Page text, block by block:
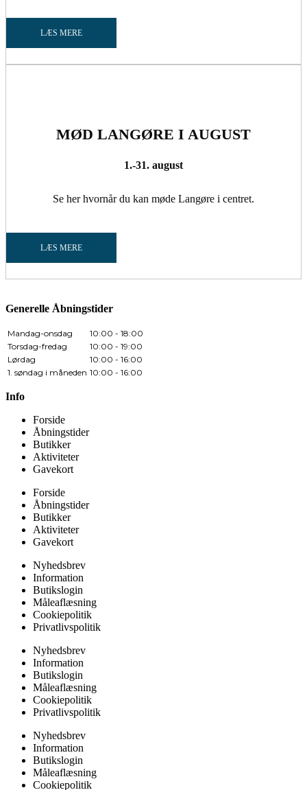
LÆS MERE
MØD LANGØRE I AUGUST
1.-31. august
Se her hvornår du kan møde Langøre i centret.
LÆS MERE
Generelle Åbningstider
Mandag-onsdag
10:00 - 18:00
Torsdag-fredag
10:00 - 19:00
Lørdag
10:00 - 16:00
1. søndag i måneden 10:00 - 16:00
Info
Forside
Åbningstider
Butikker
Aktiviteter
Gavekort
Forside
Åbningstider
Butikker
Aktiviteter
Gavekort
Nyhedsbrev
Information
Butikslogin
Måleaflæsning
Cookiepolitik
Privatlivspolitik
Nyhedsbrev
Information
Butikslogin
Måleaflæsning
Cookiepolitik
Privatlivspolitik
Nyhedsbrev
Information
Butikslogin
Måleaflæsning
Cookiepolitik